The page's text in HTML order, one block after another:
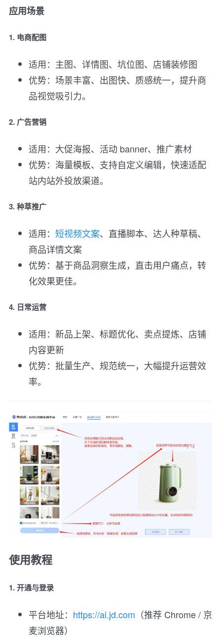
应用场景
1. 电商配图
适用：主图、详情图、坑位图、店铺装修图
优势：场景丰富、出图快、质感统一，提升商
品视觉吸引力。
2. 广告营销
适用：大促海报、活动 banner、推广素材
优势：海量模板、支持自定义编辑，快速适配
站内站外投放渠道。
3. 种草推广
适用： 短视频文案、直播脚本、达人种草稿、
商品详情文案
优势：基于商品洞察生成，直击用户痛点，转
化效果更佳。
4. 日常运营
适用：新品上架、标题优化、卖点提炼、店铺
内容更新
优势：批量生产、规范统一，大幅提升运营效
率。
使用教程
1. 开通与登录
平台地址： https://ai.jd.com （推荐 Chrome / 京
麦浏览器）